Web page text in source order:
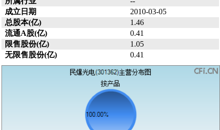
成立日期
2010-03-05
总股本(亿)
1.46
流通A股(亿)
0.41
限售股份(亿)
1.05
无限售股份(亿)
0.41